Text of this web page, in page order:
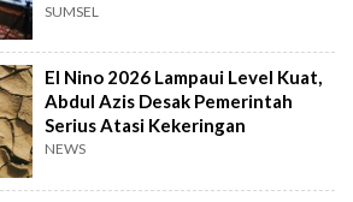
SUMSEL
El Nino 2026 Lampaui Level Kuat,
Abdul Azis Desak Pemerintah
Serius Atasi Kekeringan
NEWS